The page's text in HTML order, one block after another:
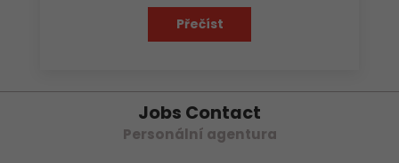
Přečíst
Jobs Contact
Personální agentura